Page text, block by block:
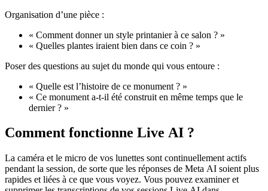
Organisation d’une pièce :
« Comment donner un style printanier à ce salon ? »
« Quelles plantes iraient bien dans ce coin ? »
Poser des questions au sujet du monde qui vous entoure :
« Quelle est l’histoire de ce monument ? »
« Ce monument a-t-il été construit en même temps que le
dernier ? »
Comment fonctionne Live AI ?
La caméra et le micro de vos lunettes sont continuellement actifs
pendant la session, de sorte que les réponses de Meta AI soient plus
rapides et liées à ce que vous voyez. Vous pouvez examiner et